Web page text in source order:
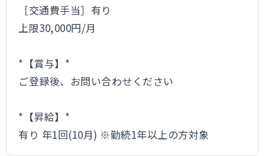
［交通費手当］有り
上限30,000円/月
*【賞与】*
ご登録後、お問い合わせください
*【昇給】*
有り 年1回(10月) ※勤続1年以上の方対象